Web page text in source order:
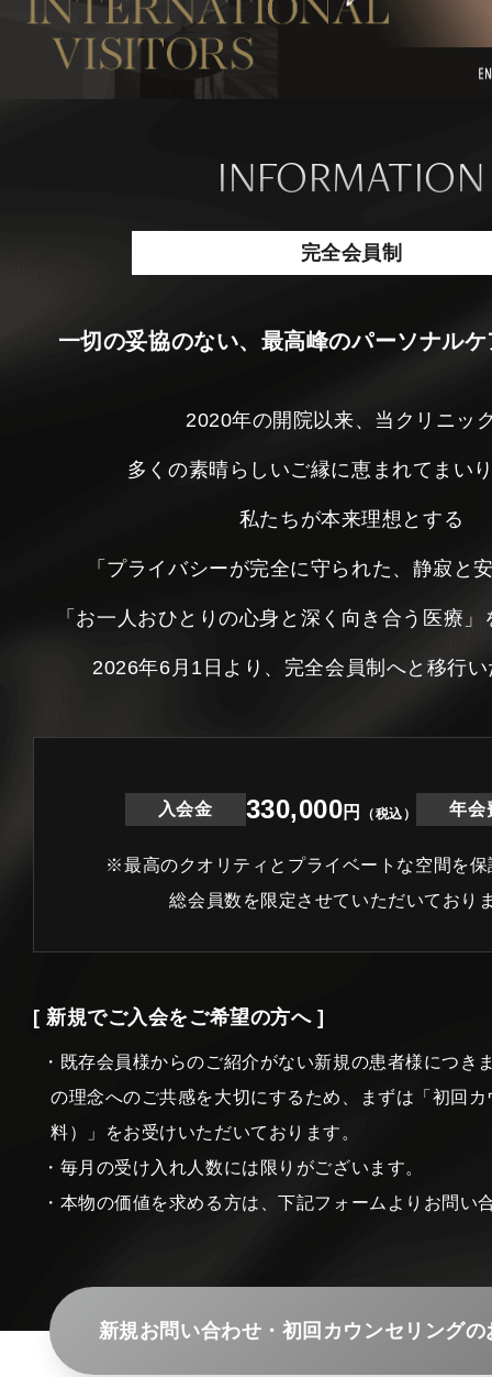
INFORMATION
完全会員制
一切の妥協のない、最高峰のパーソナル
2020年の開院以来、当クリニッ
多くの素晴らしいご縁に恵まれてまい
私たちが本来理想とする
「プライバシーが完全に守られた、静寂と
「お一人おひとりの心身と深く向き合う医療
2026年6月1日より、完全会員制へと移行
入会金 330,000円 （税込） 年会
※最高のクオリティとプライベートな空間を保
総会員数を限定させていただいており
[ 新規でご入会をご希望の方へ ]
・既存会員様からのご紹介がない新規の患者様につき
の理念へのご共感を大切にするため、まずは「初回
料）」をお受けいただいております。
・毎月の受け入れ人数には限りがございます。
・本物の価値を求める方は、下記フォームよりお問い
新規お問い合わせ・初回カウンセリングの